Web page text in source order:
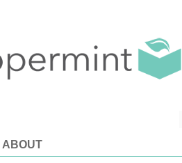
ABOUT